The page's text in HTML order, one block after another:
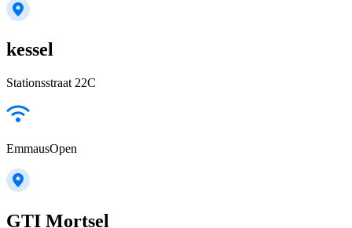
kessel
Stationsstraat 22C
EmmausOpen
GTI Mortsel